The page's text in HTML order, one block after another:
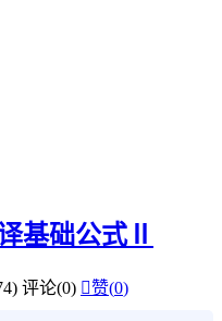
基础公式Ⅱ
评论(0) 赞(0)